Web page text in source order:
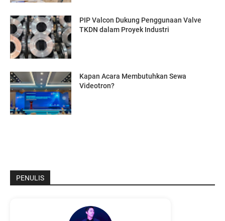
PIP Valcon Dukung Penggunaan Valve
TKDN dalam Proyek Industri
Kapan Acara Membutuhkan Sewa
Videotron?
PENULIS